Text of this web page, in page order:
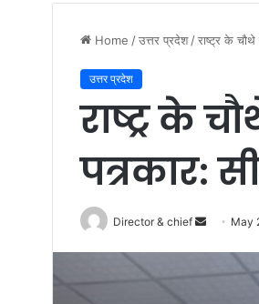
Home /उत्तर प्रदेश /राष्ट्र के
उत्तर प्रदेश
राष्ट्र के
पत्रकार:
Director & chief
Send May